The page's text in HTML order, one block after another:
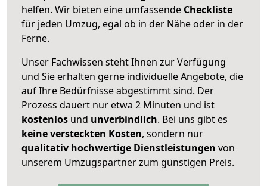
helfen. Wir bieten eine umfassende Checkliste
für jeden Umzug, egal ob in der Nähe oder in der
Ferne.
Unser Fachwissen steht Ihnen zur Verfügung
und Sie erhalten gerne individuelle Angebote, die
auf Ihre Bedürfnisse abgestimmt sind. Der
Prozess dauert nur etwa 2 Minuten und ist
kostenlos und unverbindlich. Bei uns gibt es
keine versteckten Kosten, sondern nur
qualitativ hochwertige Dienstleistungen von
unserem Umzugspartner zum günstigen Preis.